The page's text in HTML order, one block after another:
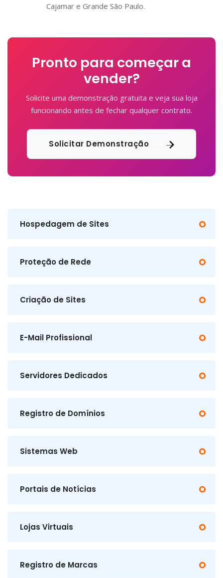
Cajamar e Grande São Paulo.
Pronto para começar a
vender?
Solicite uma demonstração gratuita e veja sua loja
funcionando antes de fechar qualquer contrato.
Solicitar Demonstração
Hospedagem de Sites
Proteção de Rede
Criação de Sites
E-Mail Profissional
Servidores Dedicados
Registro de Domínios
Sistemas Web
Portais de Notícias
Lojas Virtuais
Registro de Marcas